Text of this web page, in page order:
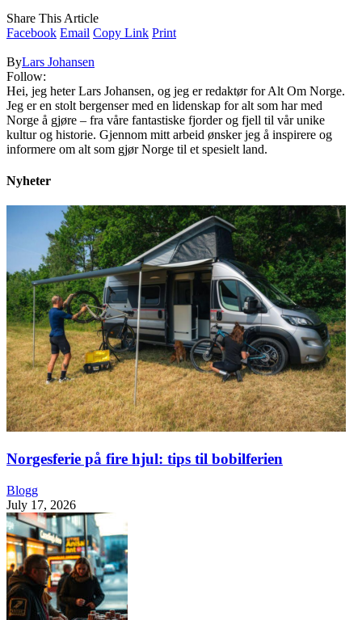
Share This Article
Facebook Email Copy Link Print
ByLars Johansen
Follow:
Hei, jeg heter Lars Johansen, og jeg er redaktør for Alt Om Norge.
Jeg er en stolt bergenser med en lidenskap for alt som har med
Norge å gjøre – fra våre fantastiske fjorder og fjell til vår unike
kultur og historie. Gjennom mitt arbeid ønsker jeg å inspirere og
informere om alt som gjør Norge til et spesielt land.
Nyheter
Norgesferie på fire hjul: tips til bobilferien
Blogg
July 17, 2026